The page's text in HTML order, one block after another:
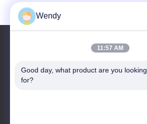
আমাদের ঠিকানা
Wendy
11:57 AM
Good day, what product are you looking
for?